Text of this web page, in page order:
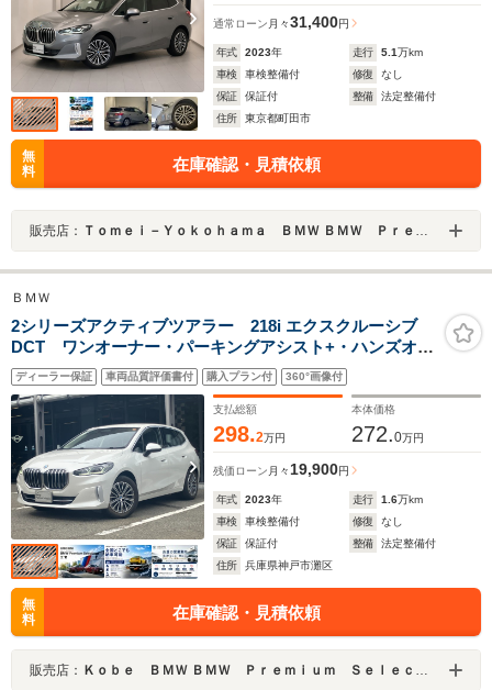
通常ローン 月々31,400円
年式 2023年 走行 5.1万km
車検
車検整備付 修復
なし
保証
保証付 整備
法定整備付
住所
東京都町田市
無
料
在庫確認・見積依頼
販売店： Ｔｏｍｅｉ－Ｙｏｋｏｈａｍａ ＢＭＷ ＢＭＷ Ｐｒｅｍｉｕｍ Ｓｅｌｅｃｔｉｏｎ 町田鶴川
ＢＭＷ
2シリーズアクティブツアラー 218i エクスクルーシブ
DCT ワンオーナー・パーキングアシスト+・ハンズオフ
ACC・360度カメラ・ヘッドアップディスプレイ・シート
ヒーター・AppleCarPlay・内蔵ドラレコ・パワーシー
ト・電動リアゲート・17インチAW・ETC・禁煙車
ディーラー保証 車両品質評価書付 購入プラン付 360°画像付
支払総額
298.2万円
本体価格
272.0万円
残価ローン 月々19,900円
年式 2023年 走行 1.6万km
車検
車検整備付 修復
なし
保証
保証付 整備
法定整備付
住所
兵庫県神戸市灘区
無
料
在庫確認・見積依頼
販売店： Ｋｏｂｅ ＢＭＷ ＢＭＷ Ｐｒｅｍｉｕｍ Ｓｅｌｅｃｔｉｏｎ 三宮